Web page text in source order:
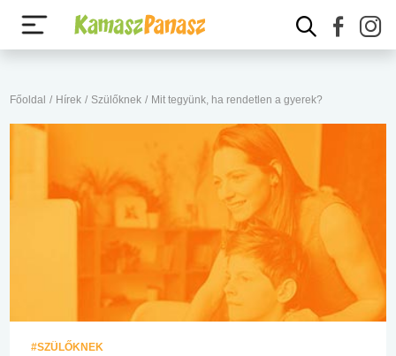
Főoldal / Hírek / Szülőknek / Mit tegyünk, ha rendetlen a gyerek?
#SZÜLŐKNEK